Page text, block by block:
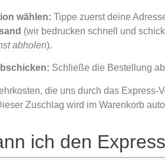
wählen: Tippe zuerst deine
(wir bedrucken schnell und
abholen).
Schließe die Bestellung
die uns durch das
Zuschlag wird im Warenkorb
ich den